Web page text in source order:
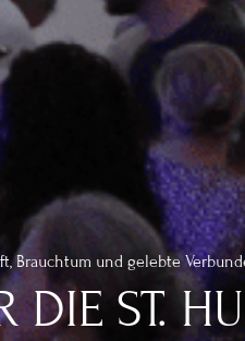
Brauchtum und gelebte
DIE ST.